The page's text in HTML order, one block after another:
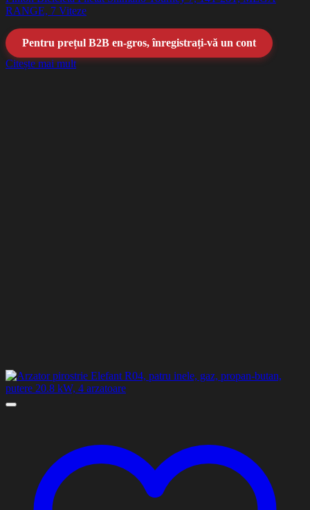
RANGE, 7 Viteze
Pentru prețul B2B en-gros, înregistrați-vă un cont
Citește mai mult